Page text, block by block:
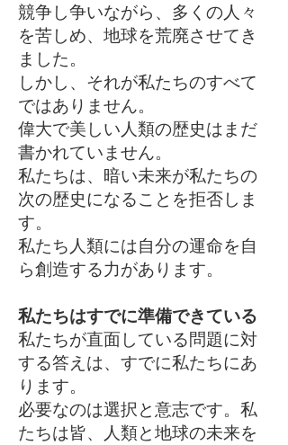
競争し争いながら、多くの人々
を苦しめ、地球を荒廃させてき
ました。
しかし、それが私たちのすべて
ではありません。
偉大で美しい人類の歴史はまだ
書かれていません。
私たちは、暗い未来が私たちの
次の歴史になることを拒否しま
す。
私たち人類には自分の運命を自
ら創造する力があります。
私たちはすでに準備できている
私たちが直面している問題に対
する答えは、すでに私たちにあ
ります。
必要なのは選択と意志です。私
たちは皆、人類と地球の未来を